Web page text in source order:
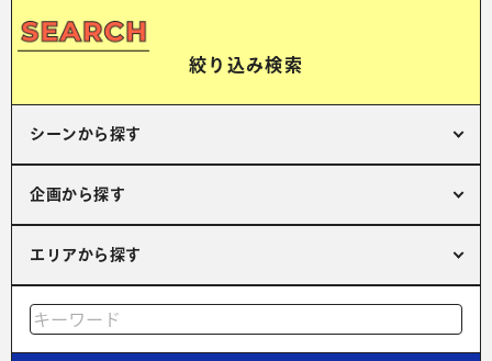
絞り込み検索
シーンから探す
企画から探す
エリアから探す